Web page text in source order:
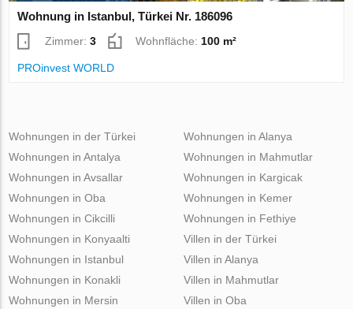
Wohnung in Istanbul, Türkei Nr. 186096
Zimmer:3 Wohnfläche: 100 m²
PROinvest WORLD
Wohnungen in der Türkei
Wohnungen in Antalya
Wohnungen in Avsallar
Wohnungen in Oba
Wohnungen in Cikcilli
Wohnungen in Alanya
Wohnungen in Mahmutlar
Wohnungen in Kargicak
Wohnungen in Kemer
Wohnungen in Fethiye
Wohnungen in Konyaalti
Wohnungen in Istanbul
Wohnungen in Konakli
Wohnungen in Mersin
Villen in der Türkei
Villen in Alanya
Villen in Mahmutlar
Villen in Oba